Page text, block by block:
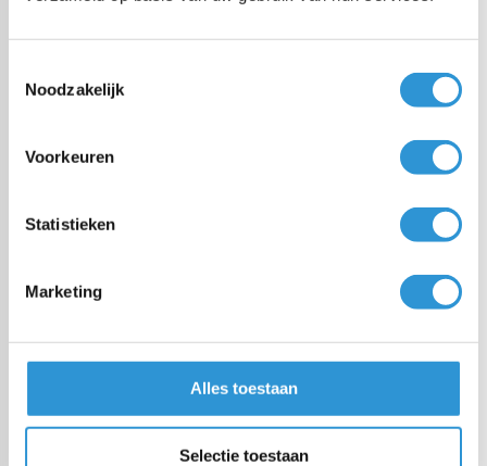
Noodzakelijk
Voorkeuren
Statistieken
Marketing
Alles toestaan
Selectie toestaan
Demandez conseil
Categorieën
Bâche PVC
Tissu coupage